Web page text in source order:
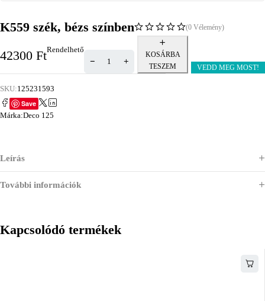
K559 szék, bézs színben (0 Vélemény)
42300 FtRendelhető
KOSÁRBA
TESZEM
VEDD MEG MOST!
SKU:125231593
Save
Márka:Deco 125
Leírás
További információk
Kapcsolódó termékek